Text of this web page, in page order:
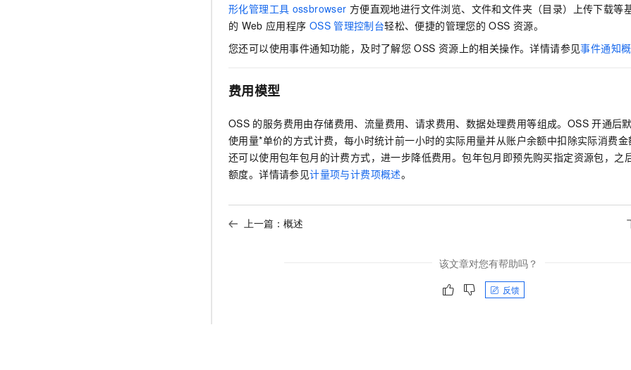
形化管理工具 ossbrowser 方便直观地进行文件浏览、文件和文件夹（目录）上传下载等
的 Web 应用程序 OSS 管理控制台轻松、便捷的管理您的 OSS 资源。
您还可以使用事件通知功能，及时了解您 OSS 资源上的相关操作。详情请参见事件通知
费用模型
OSS 的服务费用由存储费用、流量费用、请求费用、数据处理费用等组成。OSS 开通后
使用量*单价的方式计费，每小时统计前一小时的实际用量并从账户余额中扣除实际消费
还可以使用包年包月的计费方式，进一步降低费用。包年包月即预先购买指定资源包，之
额度。详情请参见计量项与计费项概述。
上一篇： 概述
该文章对您有帮助吗？
反馈